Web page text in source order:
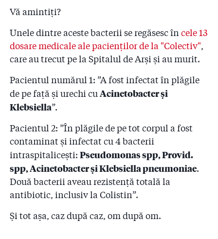
Vă amintiți?
Unele dintre aceste bacterii se regăsesc în cele 13
dosare medicale ale pacienților de la "Colectiv",
care au trecut pe la Spitalul de Arși și au murit.
Pacientul numărul 1: ”A fost infectat în plăgile
de pe faţă şi urechi cu Acinetobacter și
Klebsiella”.
Pacientul 2: ”În plăgile de pe tot corpul a fost
contaminat şi infectat cu 4 bacterii
intraspitalicești: Pseudomonas spp, Provid.
spp, Acinetobacter şi Klebsiella pneumoniae.
Două bacterii aveau rezistenţă totală la
antibiotic, inclusiv la Colistin”.
Și tot așa, caz după caz, om după om.